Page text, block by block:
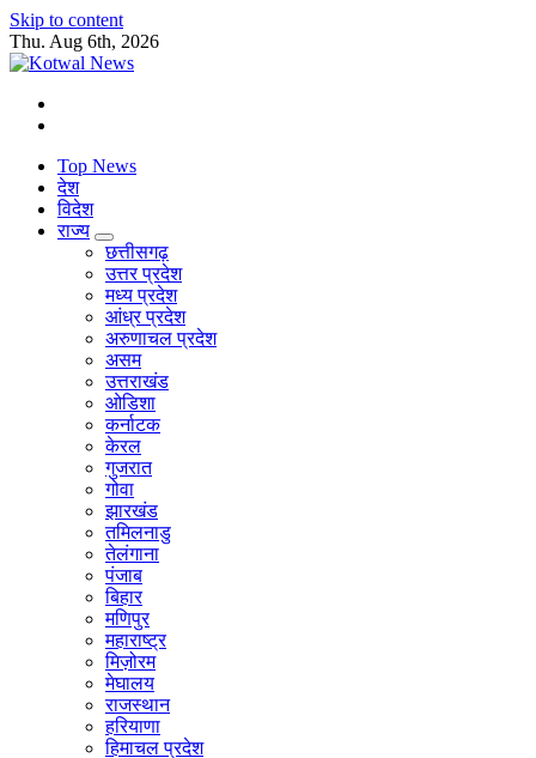
Skip to content
Thu. Aug 6th, 2026
सच का प्रहरी
Top News
देश
विदेश
राज्य
छत्तीसगढ़
उत्तर प्रदेश
मध्य प्रदेश
आंध्र प्रदेश
अरुणाचल प्रदेश
असम
उत्तराखंड
ओडिशा
कर्नाटक
केरल
गुजरात
गोवा
झारखंड
तमिलनाडु
तेलंगाना
पंजाब
बिहार
मणिपुर
महाराष्ट्र
मिज़ोरम
मेघालय
राजस्थान
हरियाणा
हिमाचल प्रदेश